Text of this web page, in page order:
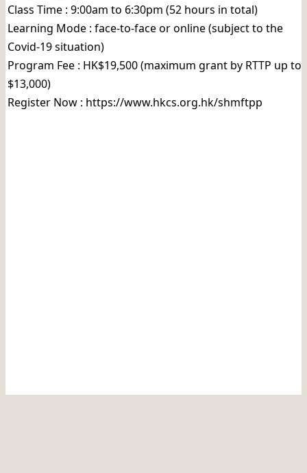
Class Time : 9:00am to 6:30pm (52 hours in total)
Learning Mode : face-to-face or online (subject to the
Covid-19 situation)
Program Fee : HK$19,500 (maximum grant by RTTP up to
$13,000)
Register Now : https://www.hkcs.org.hk/shmftpp